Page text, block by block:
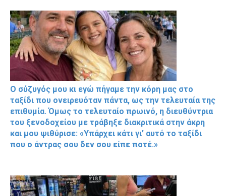
Ο σύζυγός μου κι εγώ πήγαμε την κόρη μας στο
ταξίδι που ονειρευόταν πάντα, ως την τελευταία της
επιθυμία. Όμως το τελευταίο πρωινό, η διευθύντρια
του ξενοδοχείου με τράβηξε διακριτικά στην άκρη
και μου ψιθύρισε: «Υπάρχει κάτι γι’ αυτό το ταξίδι
που ο άντρας σου δεν σου είπε ποτέ.»